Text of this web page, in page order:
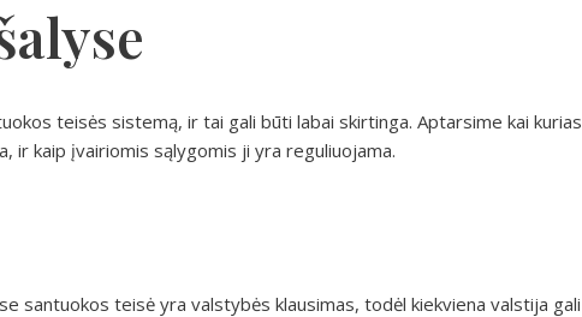
teisės sistemą, ir tai gali būti labai skirtinga. Aptarsime kai kurias
ir kaip įvairiomis sąlygomis ji yra reguliuojama.
santuokos teisė yra valstybės klausimas, todėl kiekviena valstija gali